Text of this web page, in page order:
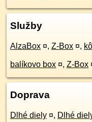
Služby
AlzaBox ¤, Z-Box ¤,
balíkovo box ¤, Z-Box
Doprava
Dlhé diely ¤, Dlhé